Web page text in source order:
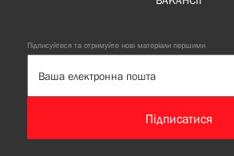
Підписуйтеся та отримуйте нові матеріали першими
Підписатися